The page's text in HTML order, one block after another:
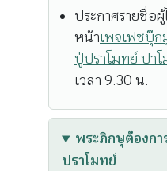
ประกาศรายชื่อ
หน้าเพจเฟซบุ๊
ปู่ปราโมทย์ ปาโ
เวลา 9.30 น.
พระภิกษุต้องกา
ปราโมทย์